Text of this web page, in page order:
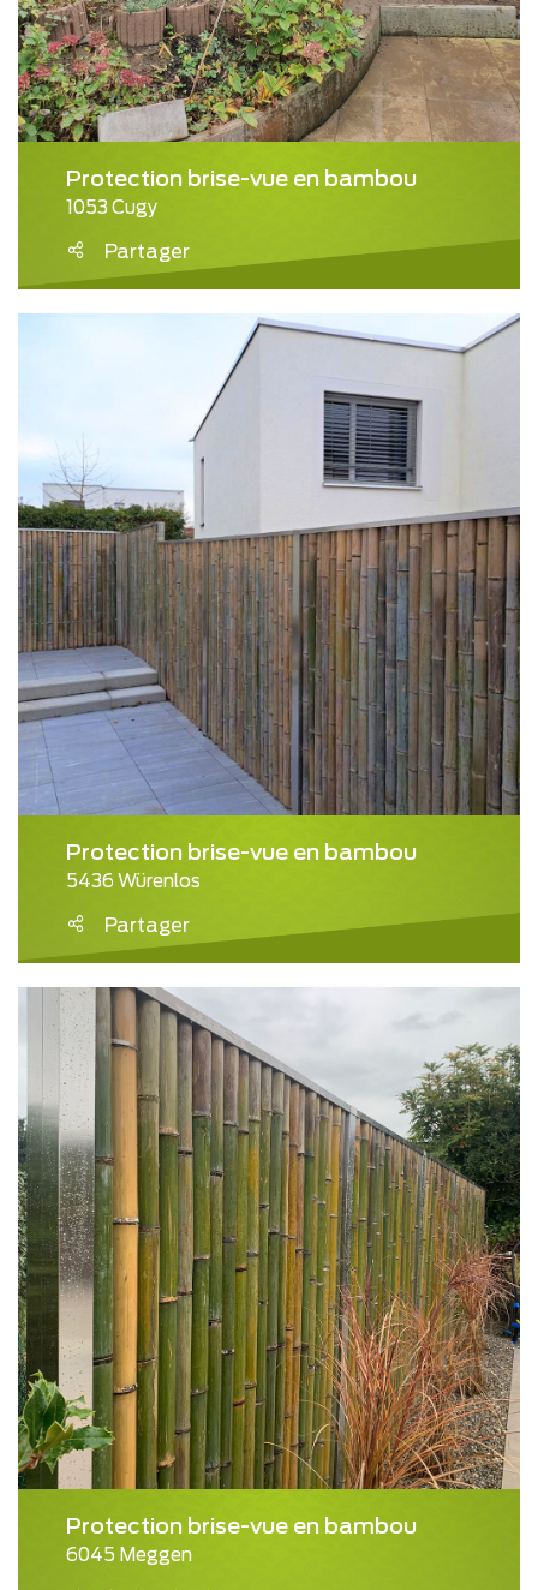
Protection brise-vue en bambou
1053 Cugy
Partager
Protection brise-vue en bambou
5436 Würenlos
Partager
Protection brise-vue en bambou
6045 Meggen